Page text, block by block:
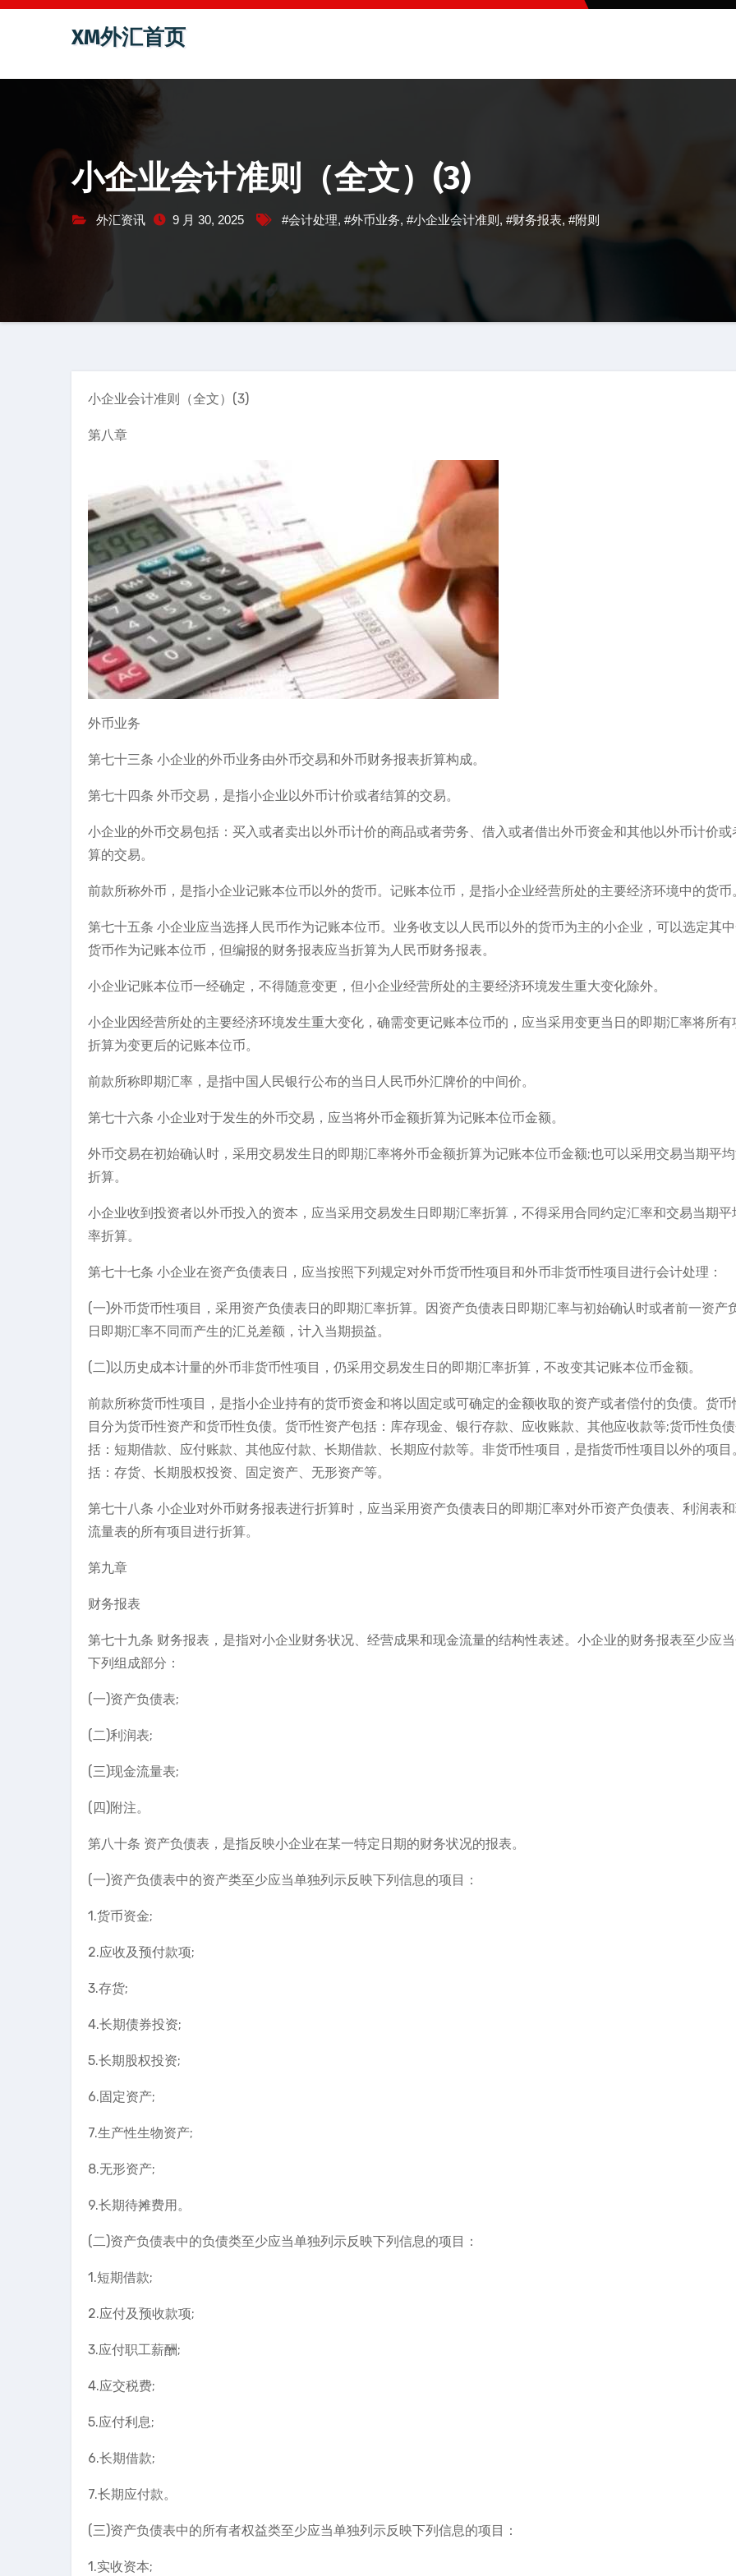
跳
容
XM外汇首页
小企业会计准则（全文）(3)
外汇资讯 9 月 30, 2025 #会计处理, #外币业务, #小企业会计准则 , #财务报表, #附则
小企业会计准则（全文）(3)
第八章
外币业务
第七十三条 小企业的外币业务由外币交易和外币财务报表折算构成。
第七十四条 外币交易，是指小企业以外币计价或者结算的交易。
小企业的外币交易包括：买入或者卖出以外币计价的商品或者劳务、借入或者借出外币资金和其他以外币计价或
算的交易。
前款所称外币，是指小企业记账本位币以外的货币。记账本位币，是指小企业经营所处的主要经济环境中的货币
第七十五条 小企业应当选择人民币作为记账本位币。业务收支以人民币以外的货币为主的小企业，可以选定其
货币作为记账本位币，但编报的财务报表应当折算为人民币财务报表。
小企业记账本位币一经确定，不得随意变更，但小企业经营所处的主要经济环境发生重大变化除外。
小企业因经营所处的主要经济环境发生重大变化，确需变更记账本位币的，应当采用变更当日的即期汇率将所有
折算为变更后的记账本位币。
前款所称即期汇率，是指中国人民银行公布的当日人民币外汇牌价的中间价。
第七十六条 小企业对于发生的外币交易，应当将外币金额折算为记账本位币金额。
外币交易在初始确认时，采用交易发生日的即期汇率将外币金额折算为记账本位币金额;也可以采用交易当期平
折算。
小企业收到投资者以外币投入的资本，应当采用交易发生日即期汇率折算，不得采用合同约定汇率和交易当期平
率折算。
第七十七条 小企业在资产负债表日，应当按照下列规定对外币货币性项目和外币非货币性项目进行会计处理：
(一)外币货币性项目，采用资产负债表日的即期汇率折算。因资产负债表日即期汇率与初始确认时或者前一资产
日即期汇率不同而产生的汇兑差额，计入当期损益。
(二)以历史成本计量的外币非货币性项目，仍采用交易发生日的即期汇率折算，不改变其记账本位币金额。
前款所称货币性项目，是指小企业持有的货币资金和将以固定或可确定的金额收取的资产或者偿付的负债。货币
目分为货币性资产和货币性负债。货币性资产包括：库存现金、银行存款、应收账款、其他应收款等;货币性负
括：短期借款、应付账款、其他应付款、长期借款、长期应付款等。非货币性项目，是指货币性项目以外的项目
括：存货、长期股权投资、固定资产、无形资产等。
第七十八条 小企业对外币财务报表进行折算时，应当采用资产负债表日的即期汇率对外币资产负债表、利润表
流量表的所有项目进行折算。
第九章
财务报表
第七十九条 财务报表，是指对小企业财务状况、经营成果和现金流量的结构性表述。小企业的财务报表至少应
下列组成部分：
(一)资产负债表;
(二)利润表;
(三)现金流量表;
(四)附注。
第八十条 资产负债表，是指反映小企业在某一特定日期的财务状况的报表。
(一)资产负债表中的资产类至少应当单独列示反映下列信息的项目：
1.货币资金;
2.应收及预付款项;
3.存货;
4.长期债券投资;
5.长期股权投资;
6.固定资产;
7.生产性生物资产;
8.无形资产;
9.长期待摊费用。
(二)资产负债表中的负债类至少应当单独列示反映下列信息的项目：
1.短期借款;
2.应付及预收款项;
3.应付职工薪酬;
4.应交税费;
5.应付利息;
6.长期借款;
7.长期应付款。
(三)资产负债表中的所有者权益类至少应当单独列示反映下列信息的项目：
1.实收资本;